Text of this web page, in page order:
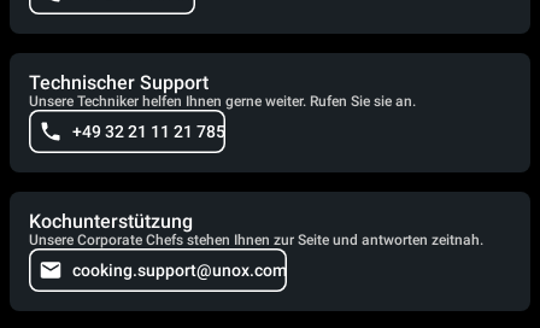
Technischer Support
Unsere Techniker helfen Ihnen gerne weiter. Rufen Sie sie an.
+49 32 21 11 21 785
Kochunterstützung
Unsere Corporate Chefs stehen Ihnen zur Seite und antworten zeitnah.
cooking.support@unox.com